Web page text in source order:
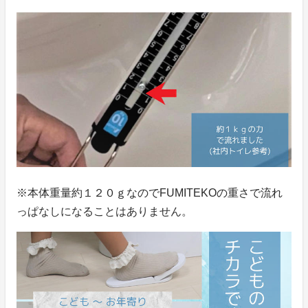
※本体重量約１２０ｇなのでFUMITEKOの重さで流れ
っぱなしになることはありません。